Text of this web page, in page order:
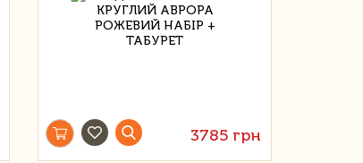
3785 грн